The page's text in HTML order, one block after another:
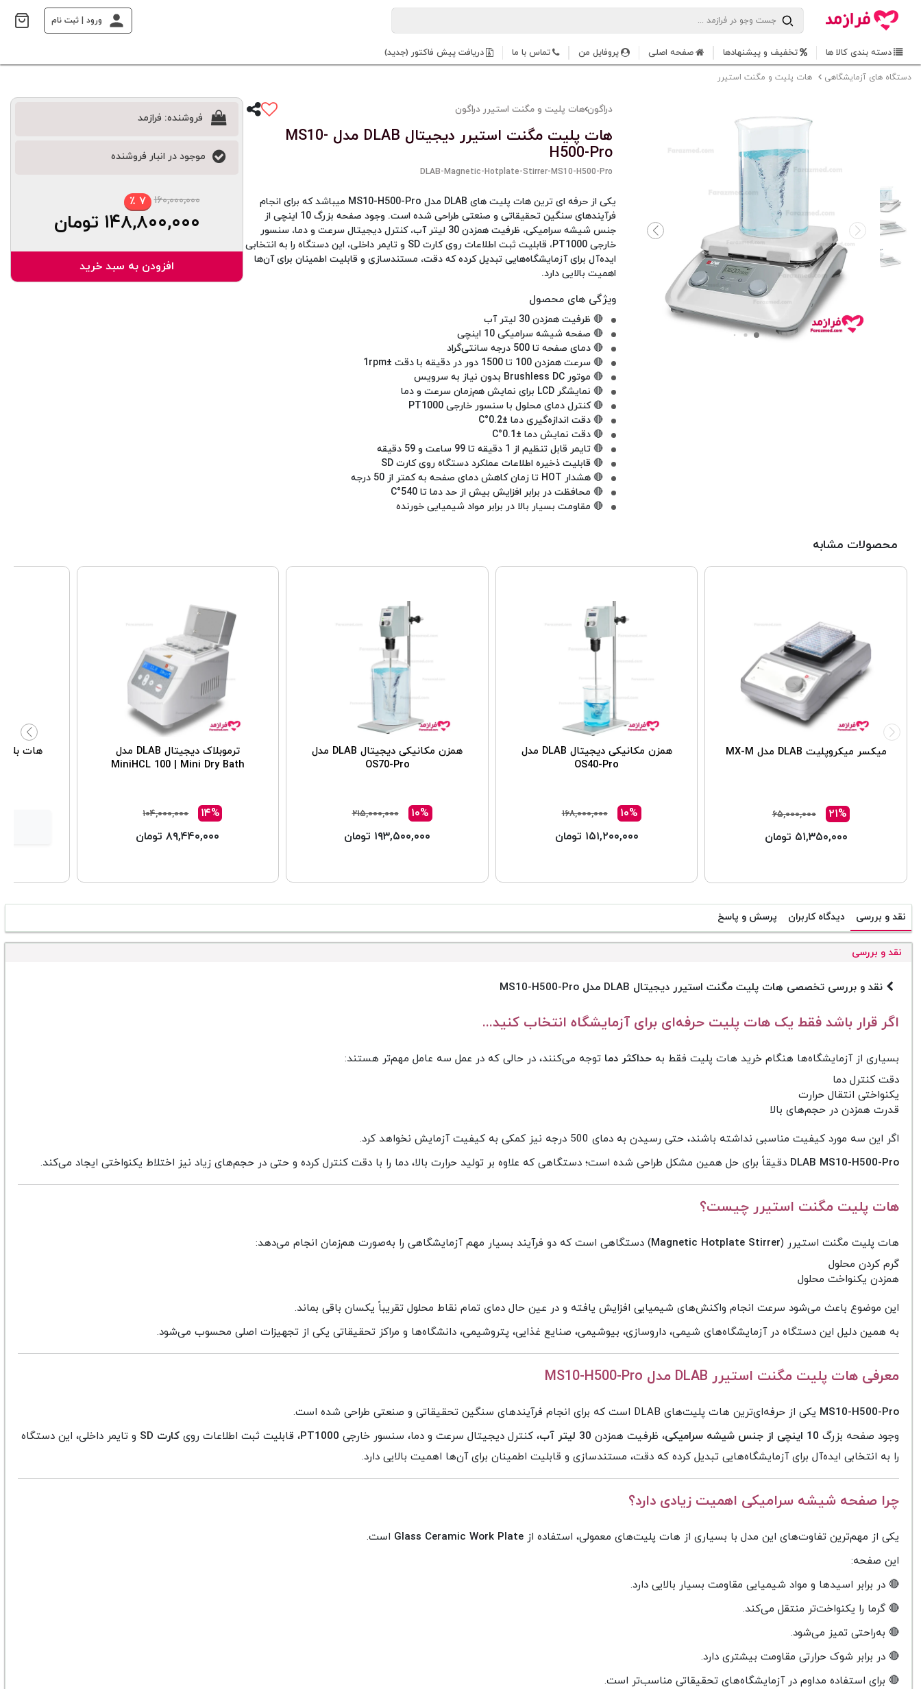
ورود | ثبت نام
دسته بندی کالا ها تخفیف و پیشنهادها صفحه اصلی پروفایل من تماس با ما دریافت پیش فاکتور (جدید)
دستگاه های آزمایشگاهی هات پلیت و مگنت استیرر
دراگون هات پلیت و مگنت استیرر دراگون
هات پلیت مگنت استیرر دیجیتال DLAB مدل MS10-
H500-Pro
DLAB-Magnetic-Hotplate-Stirrer-MS10-H500-Pro
یکی از حرفه‌ ای‌ ترین هات پلیت های DLAB مدل MS10-H500-Pro میباشد که برای انجام
فرآیندهای سنگین تحقیقاتی و صنعتی طراحی شده است. وجود صفحه بزرگ 10 اینچی از
جنس شیشه سرامیکی، ظرفیت همزدن 30 لیتر آب، کنترل دیجیتال سرعت و دما، سنسور
خارجی PT1000، قابلیت ثبت اطلاعات روی کارت SD و تایمر داخلی، این دستگاه را به انتخابی
ایده‌آل برای آزمایشگاه‌هایی تبدیل کرده که دقت، مستندسازی و قابلیت اطمینان برای آن‌ها
اهمیت بالایی دارد.
🔴 ظرفیت همزدن 30 لیتر آب
🔴 صفحه شیشه سرامیکی 10 اینچی
🔴 دمای صفحه تا 500 درجه سانتی‌گراد
🔴 سرعت همزدن 100 تا 1500 دور در دقیقه با دقت ±1rpm
🔴 موتور Brushless DC بدون نیاز به سرویس
🔴 نمایشگر LCD برای نمایش هم‌زمان سرعت و دما
🔴 کنترل دمای محلول با سنسور خارجی PT1000
🔴 دقت اندازه‌گیری دما ±0.2°C
🔴 دقت نمایش دما ±0.1°C
🔴 تایمر قابل تنظیم از 1 دقیقه تا 99 ساعت و 59 دقیقه
🔴 قابلیت ذخیره اطلاعات عملکرد دستگاه روی کارت SD
🔴 هشدار HOT تا زمان کاهش دمای صفحه به کمتر از 50 درجه
🔴 محافظت در برابر افزایش بیش از حد دما تا 540°C
🔴 مقاومت بسیار بالا در برابر مواد شیمیایی خورنده
فروشنده: فرازمد
موجود در انبار فروشنده
۱۶۰,۰۰۰,۰۰۰ ۷ ٪
۱۴۸,۸۰۰,۰۰۰ تومان
افزودن به سبد خرید
محصولات مشابه
میکسر میکروپلیت DLAB مدل MX-M
۲۱% ۶۵,۰۰۰,۰۰۰
۵۱,۳۵۰,۰۰۰ تومان
همزن مکانیکی دیجیتال DLAB مدل
OS40-Pro
۱۰% ۱۶۸,۰۰۰,۰۰۰
۱۵۱,۲۰۰,۰۰۰ تومان
همزن مکانیکی دیجیتال DLAB مدل
OS70-Pro
۱۰% ۲۱۵,۰۰۰,۰۰۰
۱۹۳,۵۰۰,۰۰۰ تومان
ترموبلاک دیجیتال DLAB مدل
MiniHCL 100 | Mini Dry Bath
۱۴% ۱۰۴,۰۰۰,۰۰۰
۸۹,۴۴۰,۰۰۰ تومان
نقد و بررسی دیدگاه کاربران پرسش و پاسخ
نقد و بررسی
نقد و بررسی تخصصی هات پلیت مگنت استیرر دیجیتال DLAB مدل MS10-H500-Pro
اگر قرار باشد فقط یک هات پلیت حرفه‌ای برای آزمایشگاه انتخاب کنید...
بسیاری از آزمایشگاه‌ها هنگام خرید هات پلیت فقط بهحداکثر دما توجه می‌کنند، در حالی که در عمل سه عامل مهم‌تر هستند:
دقت کنترل دما
یکنواختی انتقال حرارت
قدرت همزدن در حجم‌های بالا
اگر این سه مورد کیفیت مناسبی نداشته باشند، حتی رسیدن به دمای 500 درجه نیز کمکی به کیفیت آزمایش نخواهد کرد.
DLAB MS10-H500-Pro دقیقاً برای حل همین مشکل طراحی شده است؛ دستگاهی که علاوه بر تولید حرارت بالا، دما را با دقت کنترل کرده و حتی در حجم‌های زیاد نیز اختلاط یکنواختی ایجاد می‌کند.
هات پلیت مگنت استیرر چیست؟
هات پلیت مگنت استیرر (Magnetic Hotplate Stirrer) دستگاهی است که دو فرآیند بسیار مهم آزمایشگاهی را به‌صورت هم‌زمان انجام می‌دهد:
گرم کردن محلول
همزدن یکنواخت محلول
این موضوع باعث می‌شود سرعت انجام واکنش‌های شیمیایی افزایش یافته و در عین حال دمای تمام نقاط محلول تقریباً یکسان باقی بماند.
به همین دلیل این دستگاه در آزمایشگاه‌های شیمی، داروسازی، بیوشیمی، صنایع غذایی، پتروشیمی، دانشگاه‌ها و مراکز تحقیقاتی یکی از تجهیزات اصلی محسوب می‌شود.
معرفی هات پلیت مگنت استیرر DLAB مدل MS10-H500-Pro
MS10-H500-Pro یکی از حرفه‌ای‌ترین هات پلیت‌های DLAB است که برای انجام فرآیندهای سنگین تحقیقاتی و صنعتی طراحی شده است.
وجود صفحه بزرگ 10 اینچی از جنس شیشه سرامیکی ، ظرفیت همزدن 30 لیتر آب ، کنترل دیجیتال سرعت و دما، سنسور خارجی PT1000، قابلیت ثبت اطلاعات رویکارت SD
و تایمر داخلی، این دستگاه
را به انتخابی ایده‌آل برای آزمایشگاه‌هایی تبدیل کرده که دقت، مستندسازی و قابلیت اطمینان برای آن‌ها اهمیت بالایی دارد.
چرا صفحه شیشه سرامیکی اهمیت زیادی دارد؟
یکی از مهم‌ترین تفاوت‌های این مدل با بسیاری از هات پلیت‌های معمولی، استفاده ازGlass Ceramic Work Plate است.
این صفحه:
🔴 در برابر اسیدها و مواد شیمیایی مقاومت بسیار بالایی دارد.
🔴 گرما را یکنواخت‌تر منتقل می‌کند.
🔴 به‌راحتی تمیز می‌شود.
🔴 در برابر شوک حرارتی مقاومت بیشتری دارد.
🔴 برای استفاده مداوم در آزمایشگاه‌های تحقیقاتی مناسب‌تر است.